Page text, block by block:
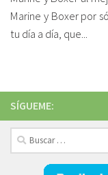
Marine y Boxer por
tu día a día, que...
SÍGUEME:
Buscar: